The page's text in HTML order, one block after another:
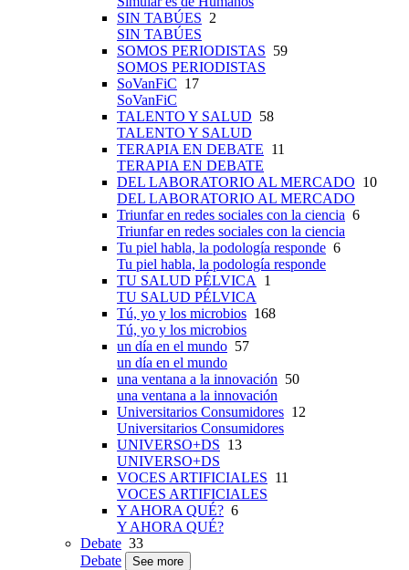
SIN TABÚES 2
SIN TABÚES
SOMOS PERIODISTAS 59
SOMOS PERIODISTAS
SoVanFiC 17
SoVanFiC
TALENTO Y SALUD 58
TALENTO Y SALUD
TERAPIA EN DEBATE 11
TERAPIA EN DEBATE
DEL LABORATORIO AL MERCADO 10
DEL LABORATORIO AL MERCADO
Triunfar en redes sociales con la ciencia 6
Triunfar en redes sociales con la ciencia
Tu piel habla, la podología responde 6
Tu piel habla, la podología responde
TU SALUD PÉLVICA
1
TU SALUD PÉLVICA
Tú, yo y los microbios 168
Tú, yo y los microbios
un día en el mundo 57
un día en el mundo
una ventana a la innovación 50
una ventana a la innovación
Universitarios Consumidores 12
Universitarios Consumidores
UNIVERSO+DS 13
UNIVERSO+DS
VOCES ARTIFICIALES 11
VOCES ARTIFICIALES
Y AHORA QUÉ? 6
Y AHORA QUÉ?
Debate 33
Debate
See more